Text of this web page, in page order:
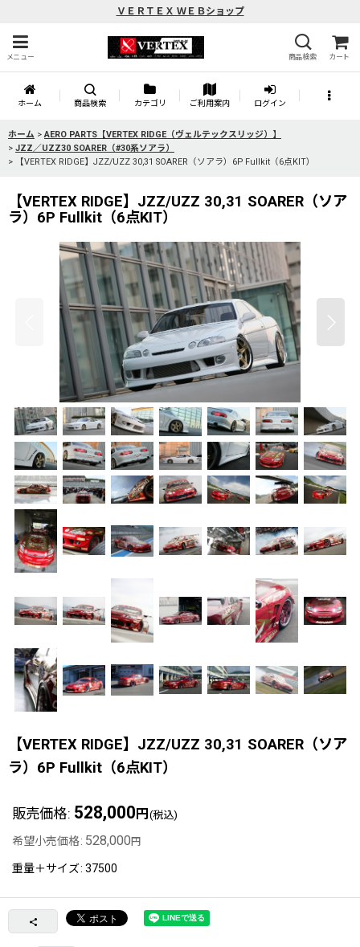
ＶＥＲＴＥＸ ＷＥＢショップ
メニュー 商品検索 カート
ホーム 商品検索 カテゴリ ご利用案内 ログイン
ホーム > AERO PARTS【VERTEX RIDGE（ヴェルテックスリッジ）】
> JZZ／UZZ30 SOARER（#30系ソアラ）
>
【VERTEX RIDGE】JZZ/UZZ 30,31 SOARER（ソアラ）6P Fullkit（6点KIT）
【VERTEX RIDGE】JZZ/UZZ 30,31 SOARER（ソア
ラ）6P Fullkit（6点KIT）
【VERTEX RIDGE】JZZ/UZZ 30,31 SOARER（ソア
ラ）6P Fullkit（6点KIT）
販売価格: 528,000 円 (税込)
希望小売価格: 528,000 円
重量＋サイズ: 37500